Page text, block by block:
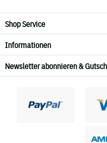
65 % Viskose, 30 %
30 Grad Schonwäsche
Nicht trocknen
Shop Service
Informationen
Newsletter abonnieren &